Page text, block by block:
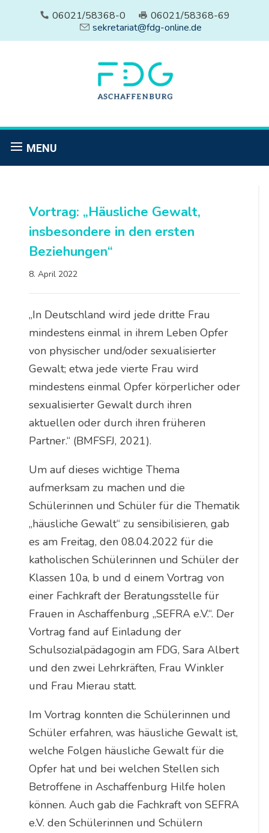
06021/58368-0
06021/58368-69
sekretariat@fdg-online.de
MENU
Vortrag: „Häusliche Gewalt,
insbesondere in den ersten
Beziehungen“
8. April 2022
„In Deutschland wird jede dritte Frau
mindestens einmal in ihrem Leben Opfer
von physischer und/oder sexualisierter
Gewalt; etwa jede vierte Frau wird
mindestens einmal Opfer körperlicher oder
sexualisierter Gewalt durch ihren
aktuellen oder durch ihren früheren
Partner.“ (BMFSFJ, 2021).
Um auf dieses wichtige Thema
aufmerksam zu machen und die
Schülerinnen und Schüler für die Thematik
„häusliche Gewalt“ zu sensibilisieren, gab
es am Freitag, den 08.04.2022 für die
katholischen Schülerinnen und Schüler der
Klassen 10a, b und d einem Vortrag von
einer Fachkraft der Beratungsstelle für
Frauen in Aschaffenburg „SEFRA e.V.“. Der
Vortrag fand auf Einladung der
Schulsozialpädagogin am FDG, Sara Albert
und den zwei Lehrkräften, Frau Winkler
und Frau Mierau statt.
Im Vortrag konnten die Schülerinnen und
Schüler erfahren, was häusliche Gewalt ist,
welche Folgen häusliche Gewalt für die
Opfer hat und bei welchen Stellen sich
Betroffene in Aschaffenburg Hilfe holen
können. Auch gab die Fachkraft von SEFRA
e.V. den Schülerinnen und Schülern